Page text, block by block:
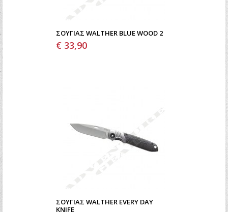
ΣΟΥΓΙΆΣ WALTHER BLUE WOOD 2
€ 33,90
ΣΟΥΓΙΆΣ WALTHER EVERY DAY
KNIFE